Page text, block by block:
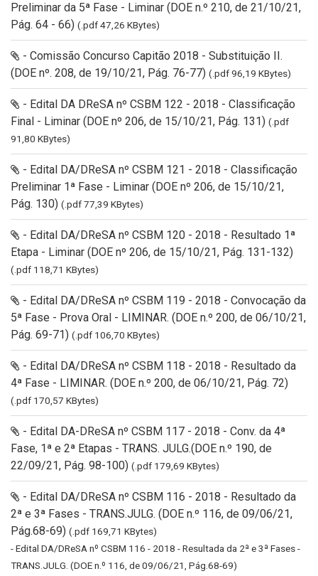
Preliminar da 5ª Fase - Liminar (DOE n.º 210, de 21/10/21,
Pág. 64 - 66) (.pdf 47,26 KBytes)
- Comissão Concurso Capitão 2018 - Substituição II.
(DOE nº. 208, de 19/10/21, Pág. 76-77) (.pdf 96,19 KBytes)
- Edital DA DReSA nº CSBM 122 - 2018 - Classificação
Final - Liminar (DOE nº 206, de 15/10/21, Pág. 131) (.pdf
91,80 KBytes)
- Edital DA/DReSA nº CSBM 121 - 2018 - Classificação
Preliminar 1ª Fase - Liminar (DOE nº 206, de 15/10/21,
Pág. 130) (.pdf 77,39 KBytes)
- Edital DA/DReSA nº CSBM 120 - 2018 - Resultado 1ª
Etapa - Liminar (DOE nº 206, de 15/10/21, Pág. 131-132)
(.pdf 118,71 KBytes)
- Edital DA/DReSA nº CSBM 119 - 2018 - Convocação da
5ª Fase - Prova Oral - LIMINAR. (DOE n.º 200, de 06/10/21,
Pág. 69-71) (.pdf 106,70 KBytes)
- Edital DA/DReSA nº CSBM 118 - 2018 - Resultado da
4ª Fase - LIMINAR. (DOE n.º 200, de 06/10/21, Pág. 72)
(.pdf 170,57 KBytes)
- Edital DA-DReSA nº CSBM 117 - 2018 - Conv. da 4ª
Fase, 1ª e 2ª Etapas - TRANS. JULG.(DOE n.º 190, de
22/09/21, Pág. 98-100) (.pdf 179,69 KBytes)
- Edital DA/DReSA nº CSBM 116 - 2018 - Resultado da
2ª e 3ª Fases - TRANS.JULG. (DOE n.º 116, de 09/06/21,
Pág.68-69) (.pdf 169,71 KBytes)
- Edital DA/DReSA nº CSBM 116 - 2018 - Resultada da 2ª e 3ª Fases -
TRANS.JULG. (DOE n.º 116, de 09/06/21, Pág.68-69)